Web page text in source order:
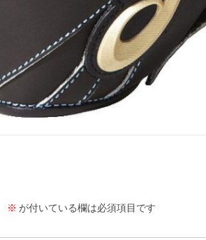
※ が付いている欄は必須項目です